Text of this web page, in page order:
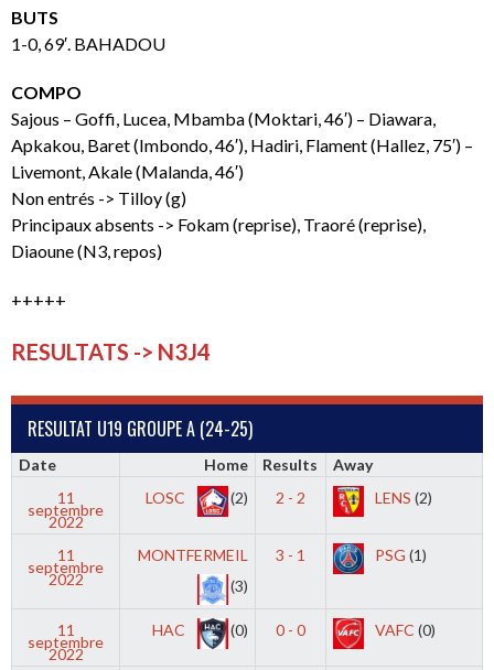
BUTS
1-0, 69′. BAHADOU
COMPO
Sajous – Goffi, Lucea, Mbamba (Moktari, 46′) – Diawara,
Apkakou, Baret (Imbondo, 46′), Hadiri, Flament (Hallez, 75′) –
Livemont, Akale (Malanda, 46′)
Non entrés -> Tilloy (g)
Principaux absents -> Fokam (reprise), Traoré (reprise),
Diaoune (N3, repos)
+++++
RESULTATS -> N3J4
RESULTAT U19 GROUPE A (24-25)
Date Home Results
Away
11
septembre
2022
LOSC (2) 2 - 2 LENS (2)
11
septembre
2022
MONTFERMEIL
(3)
3 - 1 PSG (1)
11
septembre
2022
HAC (0) 0 - 0 VAFC (0)